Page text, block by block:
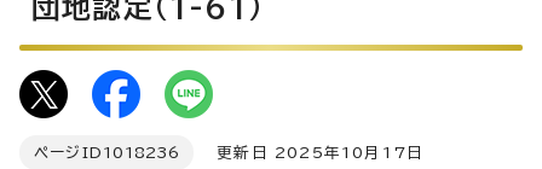
団地認定（1-61）
ページID 1018236 更新日 2025年10月17日